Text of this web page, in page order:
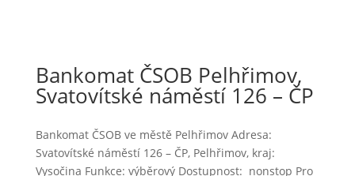
Bankomat ČSOB Pelhřimov,
Svatovítské náměstí 126 – ČP
Bankomat ČSOB ve městě Pelhřimov Adresa:
Svatovítské náměstí 126 – ČP, Pelhřimov, kraj:
Vysočina Funkce: výběrový Dostupnost: nonstop Pro